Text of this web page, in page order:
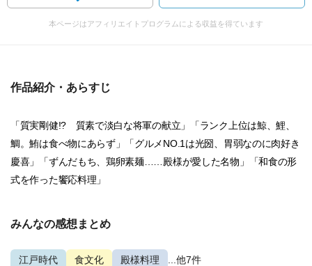
本ページはアフィリエイトプログラムによる収益を得ています
作品紹介・あらすじ
「質実剛健!? 質素で淡白な将軍の献立」「ランク上位は鯨、鯉、
鯛。鮪は食べ物にあらず」「グルメNO.1は光圀、胃弱なのに肉好き
慶喜」「ずんだもち、鶏卵素麺……殿様が愛した名物」「和食の形
式を作った饗応料理」
みんなの感想まとめ
江戸時代 食文化 殿様料理 ...他7件